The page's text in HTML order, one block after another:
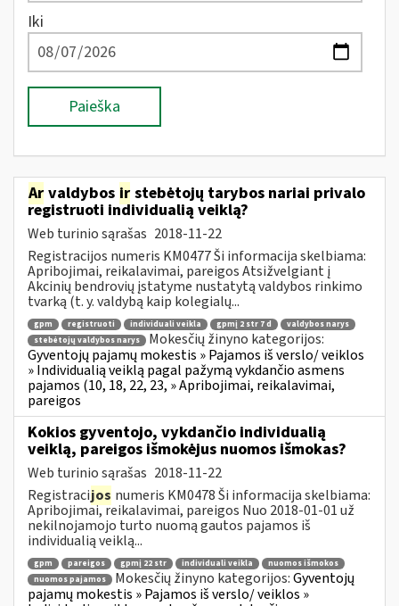
Iki
Paieška
Ar valdybos ir stebėtojų tarybos nariai privalo
registruoti individualią veiklą?
Web turinio sąrašas 2018-11-22
Registracijos numeris KM0477 Ši informacija skelbiama:
Apribojimai, reikalavimai, pareigos Atsižvelgiant į
Akcinių bendrovių įstatyme nustatytą valdybos rinkimo
tvarką (t. y. valdybą kaip kolegialų...
gpm registruoti individuali veikla gpmį 2 str 7 d
valdybos narys
stebėtojų valdybos narys
Mokesčių žinyno kategorijos:
Gyventojų pajamų mokestis » Pajamos iš verslo/ veiklos
» Individualią veiklą pagal pažymą vykdančio asmens
pajamos (10, 18, 22, 23, » Apribojimai, reikalavimai,
pareigos
Kokios gyventojo, vykdančio individualią
veiklą, pareigos išmokėjus nuomos išmokas?
Web turinio sąrašas 2018-11-22
Registracijos numeris KM0478 Ši informacija skelbiama:
Apribojimai, reikalavimai, pareigos Nuo 2018-01-01 už
nekilnojamojo turto nuomą gautos pajamos iš
individualią veiklą...
gpm pareigos gpmį 22 str individuali veikla
nuomos išmokos
nuomos pajamos
Mokesčių žinyno kategorijos:Gyventojų
pajamų mokestis » Pajamos iš verslo/ veiklos »